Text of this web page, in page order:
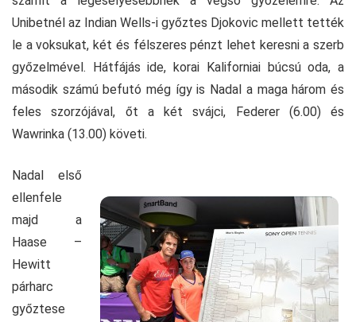
Unibetnél az Indian Wells-i győztes Djokovic mellett tették
le a voksukat, két és félszeres pénzt lehet keresni a szerb
győzelmével. Hátfájás ide, korai Kaliforniai búcsú oda, a
második számú befutó még így is Nadal a maga három és
feles szorzójával, őt a két svájci, Federer (6.00) és
Wawrinka (13.00) követi.
Nadal első
ellenfele
majd a
Haase –
Hewitt
párharc
győztese